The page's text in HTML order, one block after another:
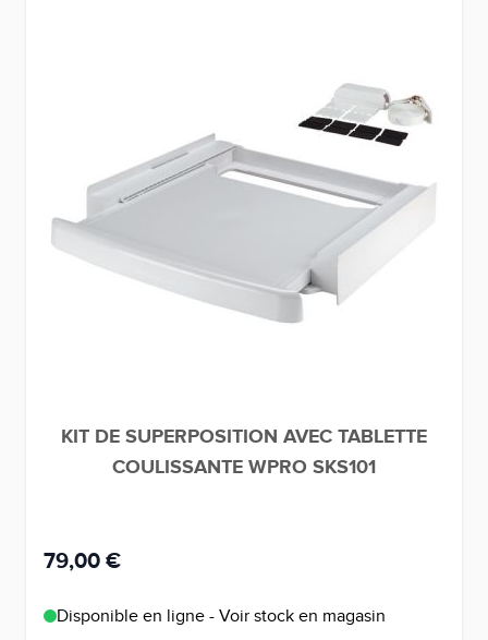
KIT DE SUPERPOSITION AVEC TABLETTE
COULISSANTE WPRO SKS101
79,00 €
Disponible en ligne - Voir stock en magasin